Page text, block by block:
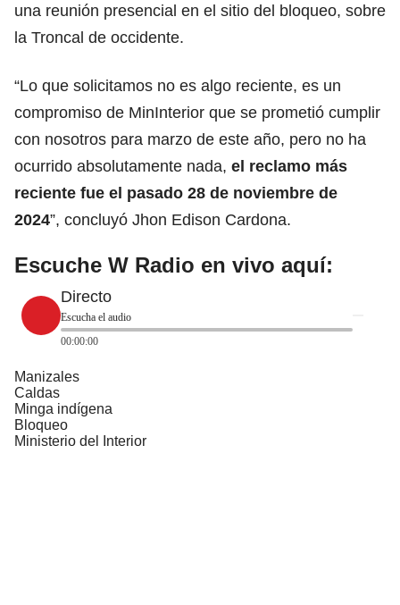
una reunión presencial en el sitio del bloqueo, sobre
la Troncal de occidente.
“Lo que solicitamos no es algo reciente, es un
compromiso de MinInterior que se prometió cumplir
con nosotros para marzo de este año, pero no ha
ocurrido absolutamente nada, el reclamo más
reciente fue el pasado 28 de noviembre de
2024”, concluyó Jhon Edison Cardona.
Escuche W Radio en vivo aquí:
Directo
Escucha el audio
00:00:00
Manizales
Caldas
Minga indígena
Bloqueo
Ministerio del Interior